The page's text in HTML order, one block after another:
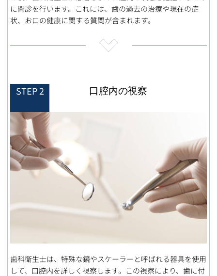
に問診を行います。これには、歯の過去の治療や現在の症
状、お口の健康に関する質問が含まれます。
STEP 2 口腔内の視察
歯科衛生士は、特殊な鏡やスケーラーと呼ばれる器具を使用
して、口腔内を詳しく視察します。この視察により、歯に付